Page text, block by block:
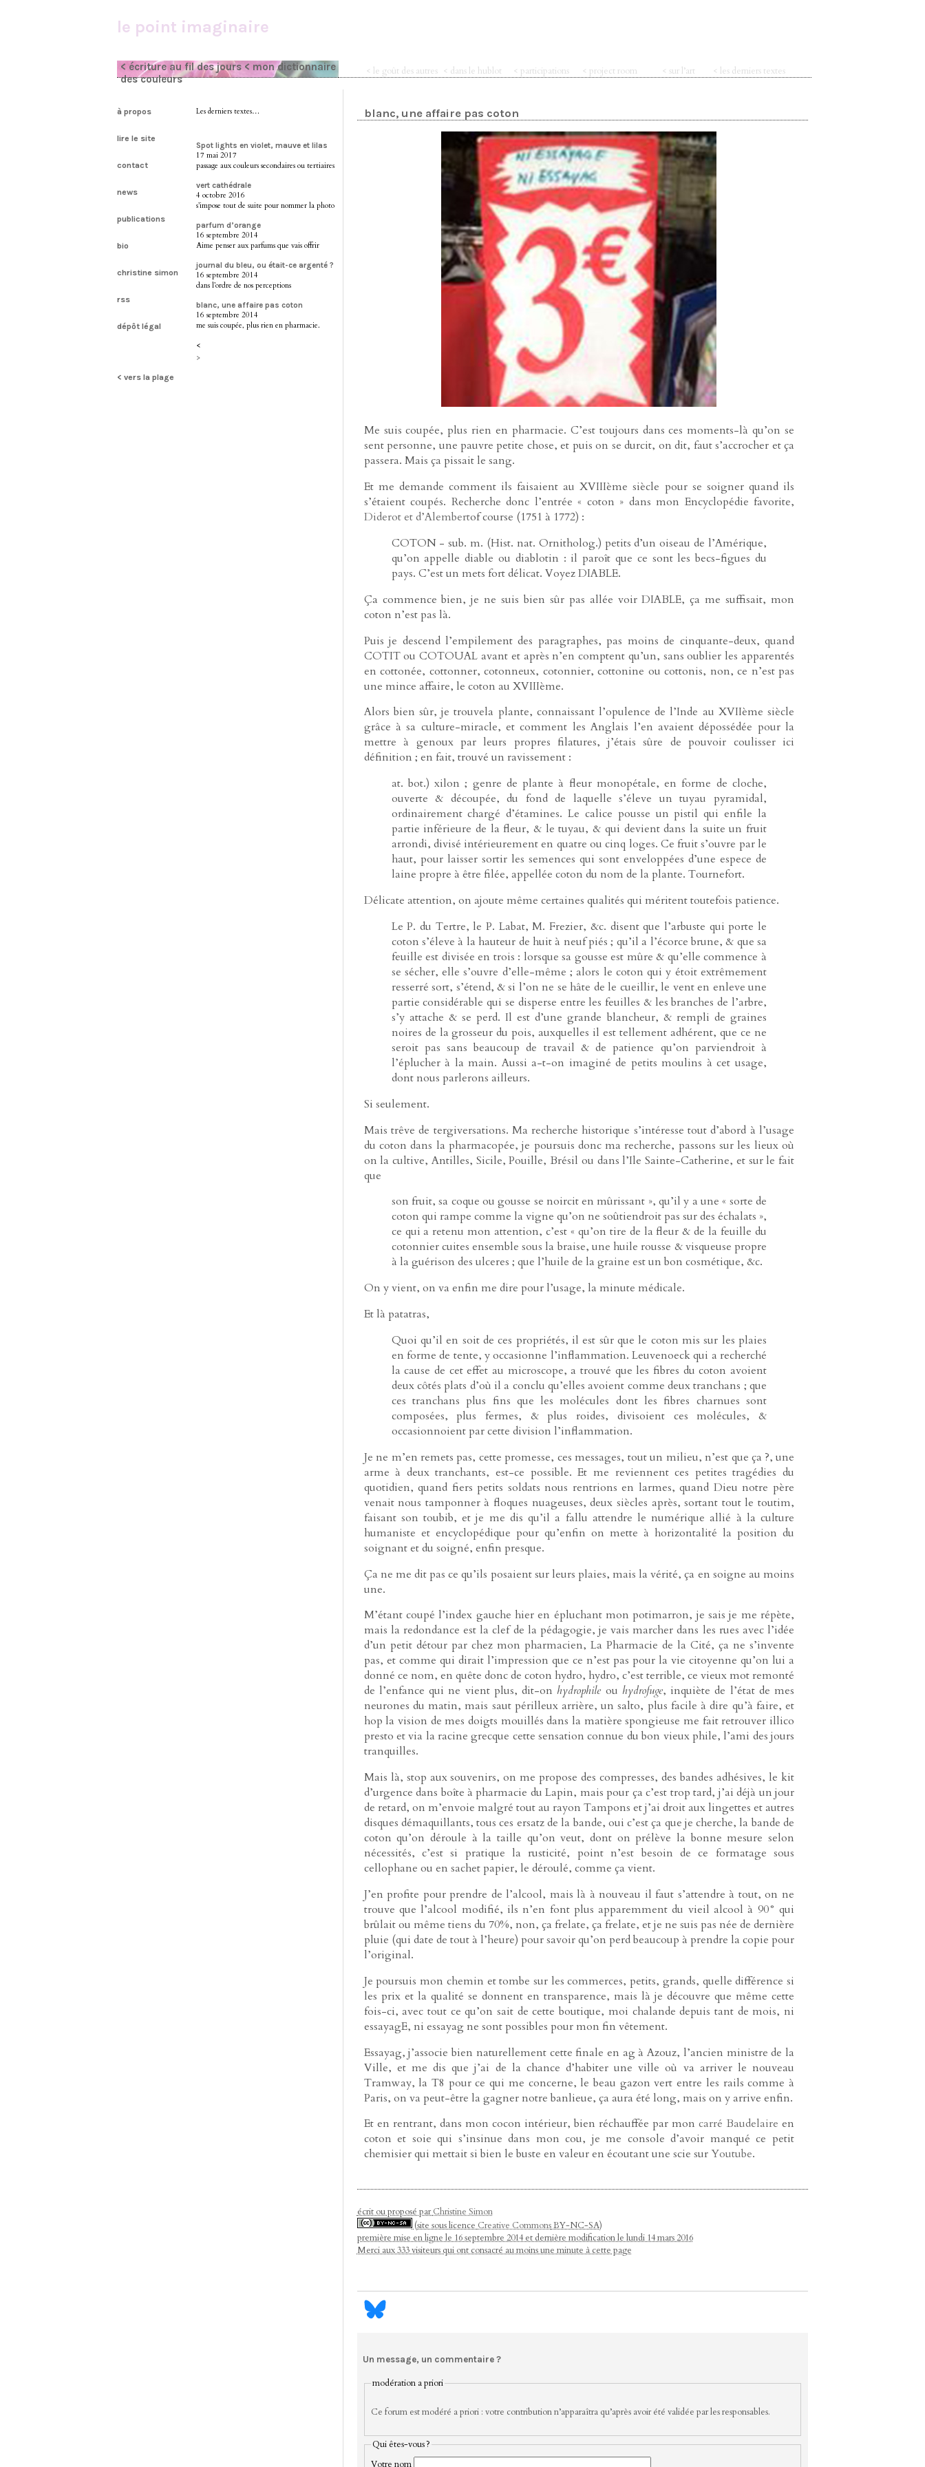
le point imaginaire
< écriture au fil des jours < mon dictionnaire
des couleurs
< le goût des autres < dans le hublot < participations < project room < sur l’art < les derniers textes
à propos
lire le site
contact
news
publications
bio
christine simon
rss
dépôt légal
< vers la plage
Les derniers textes…
Spot lights en violet, mauve et lilas
17 mai 2017
passage aux couleurs secondaires ou tertiaires
vert cathédrale
4 octobre 2016
s’impose tout de suite pour nommer la photo
parfum d’orange
16 septembre 2014
Aime penser aux parfums que vais offrir
journal du bleu, ou était-ce argenté ?
16 septembre 2014
dans l’ordre de nos perceptions
blanc, une affaire pas coton
16 septembre 2014
me suis coupée, plus rien en pharmacie.
<
>
blanc, une affaire pas coton
Me suis coupée, plus rien en pharmacie. C’est toujours dans ces moments-là qu’on se
sent personne, une pauvre petite chose, et puis on se durcit, on dit, faut s’accrocher et ça
passera. Mais ça pissait le sang.
Et me demande comment ils faisaient au XVIIIème siècle pour se soigner quand ils
s’étaient coupés. Recherche donc l’entrée « coton » dans mon Encyclopédie favorite,
Diderot et d’Alembertof course (1751 à 1772) :
COTON - sub. m. (Hist. nat. Ornitholog.) petits d’un oiseau de l’Amérique,
qu’on appelle diable ou diablotin : il paroît que ce sont les becs-figues du
pays. C’est un mets fort délicat. Voyez DIABLE.
Ça commence bien, je ne suis bien sûr pas allée voir DIABLE, ça me suffisait, mon
coton n’est pas là.
Puis je descend l’empilement des paragraphes, pas moins de cinquante-deux, quand
COTIT ou COTOUAL avant et après n’en comptent qu’un, sans oublier les apparentés
en cottonée, cottonner, cotonneux, cotonnier, cottonine ou cottonis, non, ce n’est pas
une mince affaire, le coton au XVIIIème.
Alors bien sûr, je trouvela plante, connaissant l’opulence de l’Inde au XVIIème siècle
grâce à sa culture-miracle, et comment les Anglais l’en avaient dépossédée pour la
mettre à genoux par leurs propres filatures, j’étais sûre de pouvoir coulisser ici
définition ; en fait, trouvé un ravissement :
at. bot.) xilon ; genre de plante à fleur monopétale, en forme de cloche,
ouverte & découpée, du fond de laquelle s’éleve un tuyau pyramidal,
ordinairement chargé d’étamines. Le calice pousse un pistil qui enfile la
partie inférieure de la fleur, & le tuyau, & qui devient dans la suite un fruit
arrondi, divisé intérieurement en quatre ou cinq loges. Ce fruit s’ouvre par le
haut, pour laisser sortir les semences qui sont enveloppées d’une espece de
laine propre à être filée, appellée coton du nom de la plante. Tournefort.
Délicate attention, on ajoute même certaines qualités qui méritent toutefois patience.
Le P. du Tertre, le P. Labat, M. Frezier, &c. disent que l’arbuste qui porte le
coton s’éleve à la hauteur de huit à neuf piés ; qu’il a l’écorce brune, & que sa
feuille est divisée en trois : lorsque sa gousse est mûre & qu’elle commence à
se sécher, elle s’ouvre d’elle-même ; alors le coton qui y étoit extrêmement
resserré sort, s’étend, & si l’on ne se hâte de le cueillir, le vent en enleve une
partie considérable qui se disperse entre les feuilles & les branches de l’arbre,
s’y attache & se perd. Il est d’une grande blancheur, & rempli de graines
noires de la grosseur du pois, auxquelles il est tellement adhérent, que ce ne
seroit pas sans beaucoup de travail & de patience qu’on parviendroit à
l’éplucher à la main. Aussi a-t-on imaginé de petits moulins à cet usage,
dont nous parlerons ailleurs.
Si seulement.
Mais trêve de tergiversations. Ma recherche historique s’intéresse tout d’abord à l’usage
du coton dans la pharmacopée, je poursuis donc ma recherche, passons sur les lieux où
on la cultive, Antilles, Sicile, Pouille, Brésil ou dans l’Ile Sainte-Catherine, et sur le fait
que
son fruit, sa coque ou gousse se noircit en mûrissant », qu’il y a une « sorte de
coton qui rampe comme la vigne qu’on ne soûtiendroit pas sur des échalats »,
ce qui a retenu mon attention, c’est « qu’on tire de la fleur & de la feuille du
cotonnier cuites ensemble sous la braise, une huile rousse & visqueuse propre
à la guérison des ulceres ; que l’huile de la graine est un bon cosmétique, &c.
On y vient, on va enfin me dire pour l’usage, la minute médicale.
Et là patatras,
Quoi qu’il en soit de ces propriétés, il est sûr que le coton mis sur les plaies
en forme de tente, y occasionne l’inflammation. Leuvenoeck qui a recherché
la cause de cet effet au microscope, a trouvé que les fibres du coton avoient
deux côtés plats d’où il a conclu qu’elles avoient comme deux tranchans ; que
ces tranchans plus fins que les molécules dont les fibres charnues sont
composées, plus fermes, & plus roides, divisoient ces molécules, &
occasionnoient par cette division l’inflammation.
Je ne m’en remets pas, cette promesse, ces messages, tout un milieu, n’est que ça ?, une
arme à deux tranchants, est-ce possible. Et me reviennent ces petites tragédies du
quotidien, quand fiers petits soldats nous rentrions en larmes, quand Dieu notre père
venait nous tamponner à floques nuageuses, deux siècles après, sortant tout le toutim,
faisant son toubib, et je me dis qu’il a fallu attendre le numérique allié à la culture
humaniste et encyclopédique pour qu’enfin on mette à horizontalité la position du
soignant et du soigné, enfin presque.
Ça ne me dit pas ce qu’ils posaient sur leurs plaies, mais la vérité, ça en soigne au moins
une.
M’étant coupé l’index gauche hier en épluchant mon potimarron, je sais je me répète,
mais la redondance est la clef de la pédagogie, je vais marcher dans les rues avec l’idée
d’un petit détour par chez mon pharmacien, La Pharmacie de la Cité, ça ne s’invente
pas, et comme qui dirait l’impression que ce n’est pas pour la vie citoyenne qu’on lui a
donné ce nom, en quête donc de coton hydro, hydro, c’est terrible, ce vieux mot remonté
de l’enfance qui ne vient plus, dit-onhydrophile ou hydrofuge, inquiète de l’état de mes
neurones du matin, mais saut périlleux arrière, un salto, plus facile à dire qu’à faire, et
hop la vision de mes doigts mouillés dans la matière spongieuse me fait retrouver illico
presto et via la racine grecque cette sensation connue du bon vieux phile, l’ami des jours
tranquilles.
Mais là, stop aux souvenirs, on me propose des compresses, des bandes adhésives, le kit
d’urgence dans boîte à pharmacie du Lapin, mais pour ça c’est trop tard, j’ai déjà un jour
de retard, on m’envoie malgré tout au rayon Tampons et j’ai droit aux lingettes et autres
disques démaquillants, tous ces ersatz de la bande, oui c’est ça que je cherche, la bande de
coton qu’on déroule à la taille qu’on veut, dont on prélève la bonne mesure selon
nécessités, c’est si pratique la rusticité, point n’est besoin de ce formatage sous
cellophane ou en sachet papier, le déroulé, comme ça vient.
J’en profite pour prendre de l’alcool, mais là à nouveau il faut s’attendre à tout, on ne
trouve que l’alcool modifié, ils n’en font plus apparemment du vieil alcool à 90° qui
brûlait ou même tiens du 70%, non, ça frelate, ça frelate, et je ne suis pas née de dernière
pluie (qui date de tout à l’heure) pour savoir qu’on perd beaucoup à prendre la copie pour
l’original.
Je poursuis mon chemin et tombe sur les commerces, petits, grands, quelle différence si
les prix et la qualité se donnent en transparence, mais là je découvre que même cette
fois-ci, avec tout ce qu’on sait de cette boutique, moi chalande depuis tant de mois, ni
essayagE, ni essayag ne sont possibles pour mon fin vêtement.
Essayag, j’associe bien naturellement cette finale en ag à Azouz, l’ancien ministre de la
Ville, et me dis que j’ai de la chance d’habiter une ville où va arriver le nouveau
Tramway, la T8 pour ce qui me concerne, le beau gazon vert entre les rails comme à
Paris, on va peut-être la gagner notre banlieue, ça aura été long, mais on y arrive enfin.
Et en rentrant, dans mon cocon intérieur, bien réchauffée par mon carré Baudelaire en
coton et soie qui s’insinue dans mon cou, je me console d’avoir manqué ce petit
chemisier qui mettait si bien le buste en valeur en écoutant une scie surYoutube.
écrit ou proposé parChristine Simon
(site sous licence Creative CommonsBY-NC-SA)
première mise en ligne le 16 septembre 2014 et dernière modification le lundi 14 mars 2016
Merci aux 333 visiteurs qui ont consacré au moins une minute à cette page
Un message, un commentaire ?
modération a priori
Ce forum est modéré a priori : votre contribution n’apparaîtra qu’après avoir été validée par les responsables.
Qui êtes-vous ?
Votre nom